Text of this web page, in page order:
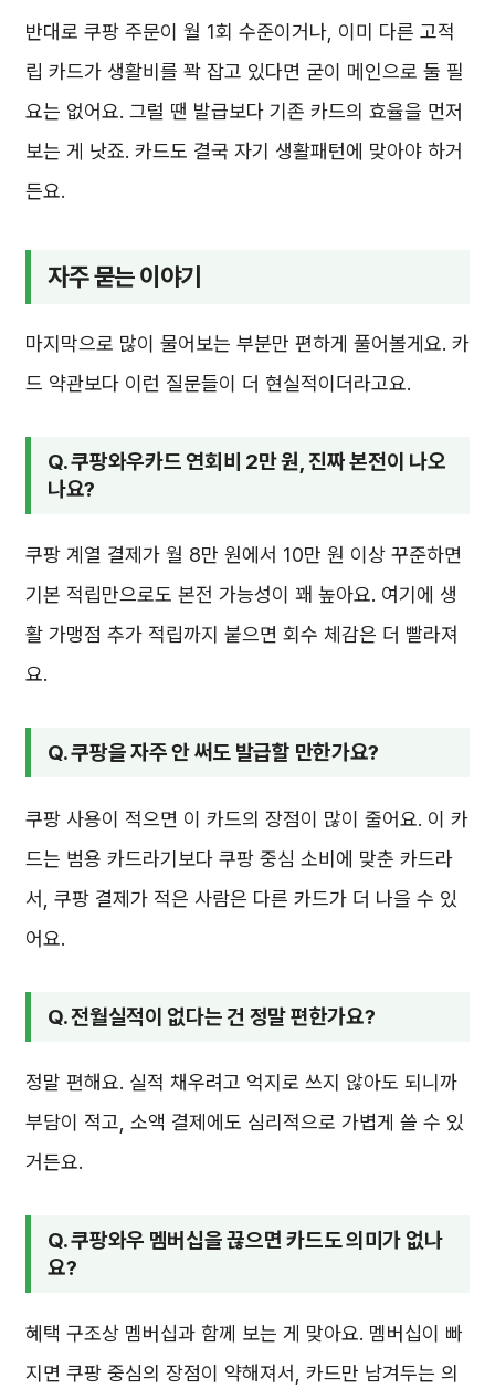
반대로 쿠팡 주문이 월 1회 수준이거나, 이미 다른 고적
립 카드가 생활비를 꽉 잡고 있다면 굳이 메인으로 둘 필
요는 없어요. 그럴 땐 발급보다 기존 카드의 효율을 먼저
보는 게 낫죠. 카드도 결국 자기 생활패턴에 맞아야 하거
든요.
자주 묻는 이야기
마지막으로 많이 물어보는 부분만 편하게 풀어볼게요. 카
드 약관보다 이런 질문들이 더 현실적이더라고요.
Q. 쿠팡와우카드 연회비 2만 원, 진짜 본전이 나오
나요?
쿠팡 계열 결제가 월 8만 원에서 10만 원 이상 꾸준하면
기본 적립만으로도 본전 가능성이 꽤 높아요. 여기에 생
활 가맹점 추가 적립까지 붙으면 회수 체감은 더 빨라져
요.
Q. 쿠팡을 자주 안 써도 발급할 만한가요?
쿠팡 사용이 적으면 이 카드의 장점이 많이 줄어요. 이 카
드는 범용 카드라기보다 쿠팡 중심 소비에 맞춘 카드라
서, 쿠팡 결제가 적은 사람은 다른 카드가 더 나을 수 있
어요.
Q. 전월실적이 없다는 건 정말 편한가요?
정말 편해요. 실적 채우려고 억지로 쓰지 않아도 되니까
부담이 적고, 소액 결제에도 심리적으로 가볍게 쓸 수 있
거든요.
Q. 쿠팡와우 멤버십을 끊으면 카드도 의미가 없나
요?
혜택 구조상 멤버십과 함께 보는 게 맞아요. 멤버십이 빠
지면 쿠팡 중심의 장점이 약해져서, 카드만 남겨두는 의